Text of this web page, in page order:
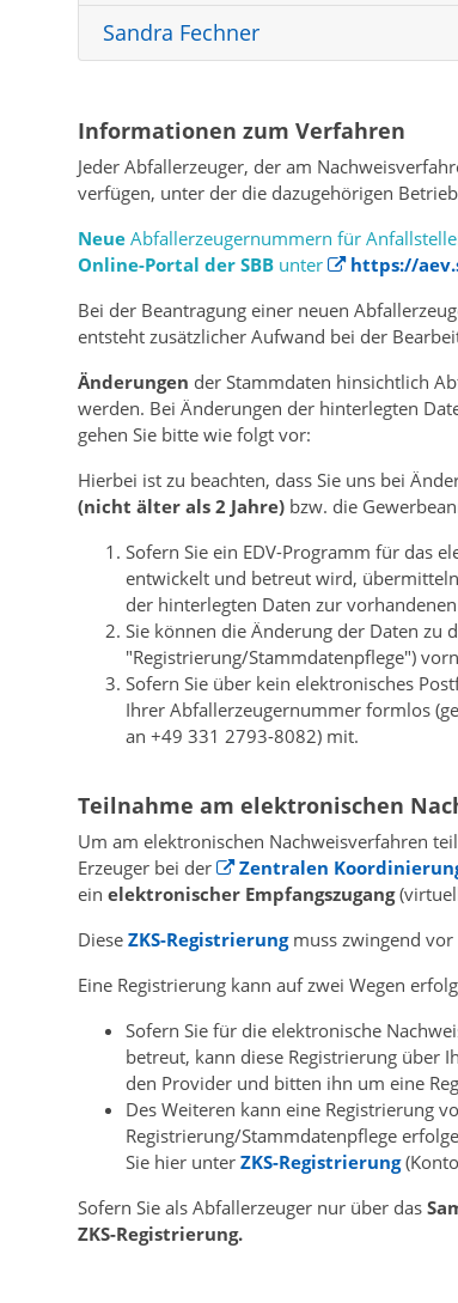
Sandra Fechner
Informationen zum Verfahren
Jeder Abfallerzeuger, der am
verfügen, unter der die dazugehörigen
Neue Abfallerzeugernummern für
Online-Portal der SBB unter https://
Bei der Beantragung einer neuen
entsteht zusätzlicher Aufwand bei der
Änderungen der Stammdaten hinsichtlich
werden. Bei Änderungen der hinterlegten
gehen Sie bitte wie folgt vor:
Hierbei ist zu beachten, dass Sie uns bei
(nicht älter als 2 Jahre) bzw. die
Sofern Sie ein EDV-Programm für das
entwickelt und betreut wird,
der hinterlegten Daten zur
Sie können die Änderung der Daten zu
"Registrierung/Stammdatenpflege")
Sofern Sie über kein elektronisches
Ihrer Abfallerzeugernummer formlos
an +49 331 2793-8082) mit.
Teilnahme am elektronischen
Um am elektronischen Nachweisverfahren
Erzeuger bei der
Zentralen
ein elektronischer Empfangszugang
Diese ZKS-Registrierungmuss zwingend vor
Eine Registrierung kann auf zwei Wegen
Sofern Sie für die elektronische
betreut, kann diese Registrierung über
den Provider und bitten ihn um eine
Des Weiteren kann eine Registrierung
Registrierung/Stammdatenpflege
Sie hier unter ZKS-Registrierung
Sofern Sie als Abfallerzeuger nur über das
ZKS-Registrierung.